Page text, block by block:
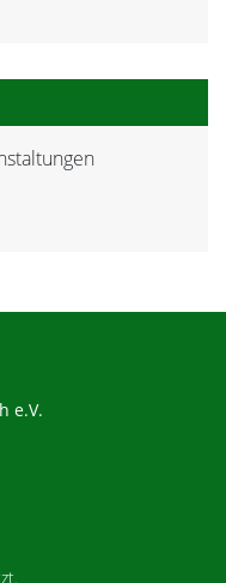
e.V.